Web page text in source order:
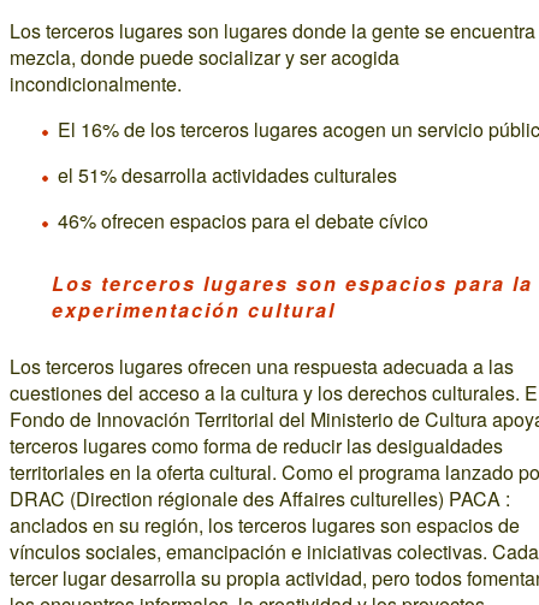
Los terceros lugares son lugares donde la gente se
mezcla, donde puede socializar y ser acogida
incondicionalmente.
El 16% de los terceros lugares acogen un servicio
el 51% desarrolla actividades culturales
46% ofrecen espacios para el debate cívico
Los terceros lugares son espacios para la
experimentación cultural
Los terceros lugares ofrecen una respuesta adecuada a las
cuestiones del acceso a la cultura y los derechos culturales.
Fondo de Innovación Territorial del Ministerio de Cultura
terceros lugares como forma de reducir las desigualdades
territoriales en la oferta cultural. Como el programa lanzado
DRAC (Direction régionale des Affaires culturelles) PACA :
anclados en su región, los terceros lugares son espacios de
vínculos sociales, emancipación e iniciativas colectivas. Cada
tercer lugar desarrolla su propia actividad, pero todos